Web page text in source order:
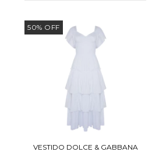
50% OFF
VESTIDO DOLCE & GABBANA